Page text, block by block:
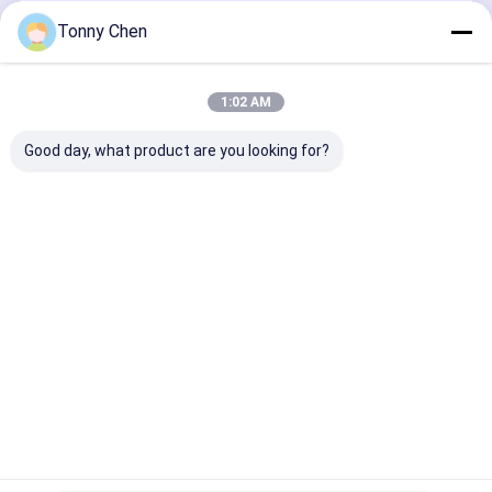
3 डी क्रिस्टल लेजर उत्कीर्णन मशीन
Tonny Chen
1:02 AM
Good day, what product are you looking for?